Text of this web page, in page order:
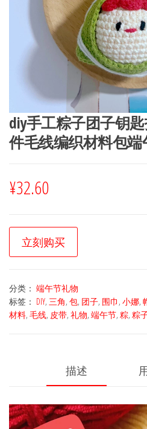
diy手工粽子团子钥
件毛线编织材料包端
¥32.60
立刻购买
分类： 端午节礼物
标签： DIY, 三角, 包, 团子, 围巾 , 小娜,
材料, 毛线, 皮带, 礼物, 端午节, 粽, 粽
描述